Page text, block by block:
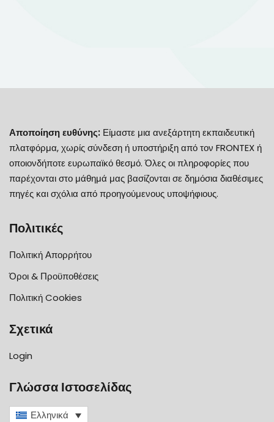
Αποποίηση ευθύνης: Είμαστε μια ανεξάρτητη εκπαιδευτική
πλατφόρμα, χωρίς σύνδεση ή υποστήριξη από τον FRONTEX ή
οποιονδήποτε ευρωπαϊκό θεσμό. Όλες οι πληροφορίες που
παρέχονται στο μάθημά μας βασίζονται σε δημόσια διαθέσιμες
πηγές και σχόλια από προηγούμενους υποψήφιους.
Πολιτικές
Πολιτική Απορρήτου
Όροι & Προϋποθέσεις
Πολιτική Cookies
Σχετικά
Login
Γλώσσα Ιστοσελίδας
Ελληνικά